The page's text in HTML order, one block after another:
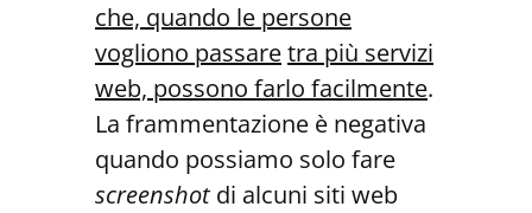
che, quando le persone
vogliono passaretra più servizi
web, possono farlo facilmente.
La frammentazione è negativa
quando possiamo solo fare
screenshot di alcuni siti web